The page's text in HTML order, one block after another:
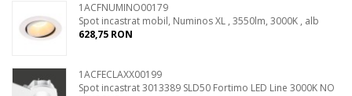
1ACFNUMINO00179
Spot incastrat mobil, Numinos XL , 3550lm, 3000K , alb
628,75 RON
1ACFECLAXX00199
Spot incastrat 3013389 SLD50 Fortimo LED Line 3000K NO